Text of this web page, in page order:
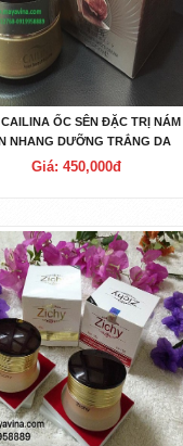
CAILINA ỐC SÊN ĐẶC TRỊ NÁM
NHANG DƯỠNG TRẮNG DA
Giá: 450,000đ